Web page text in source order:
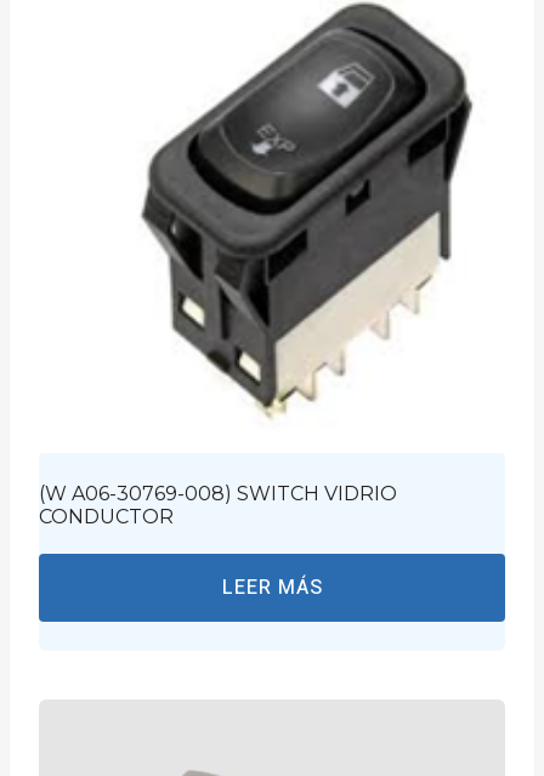
(W A06-30769-008) SWITCH VIDRIO
CONDUCTOR
LEER MÁS